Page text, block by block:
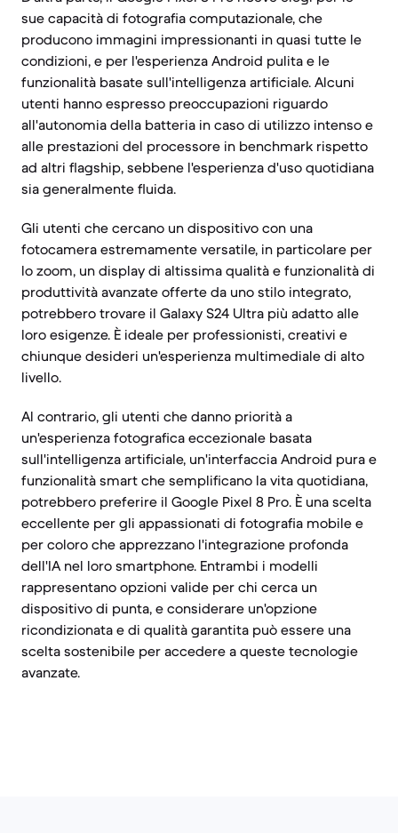
sue capacità di fotografia computazionale, che
producono immagini impressionanti in quasi tutte le
condizioni, e per l'esperienza Android pulita e le
funzionalità basate sull'intelligenza artificiale. Alcuni
utenti hanno espresso preoccupazioni riguardo
all'autonomia della batteria in caso di utilizzo intenso e
alle prestazioni del processore in benchmark rispetto
ad altri flagship, sebbene l'esperienza d'uso quotidiana
sia generalmente fluida.
Gli utenti che cercano un dispositivo con una
fotocamera estremamente versatile, in particolare per
lo zoom, un display di altissima qualità e funzionalità di
produttività avanzate offerte da uno stilo integrato,
potrebbero trovare il Galaxy S24 Ultra più adatto alle
loro esigenze. È ideale per professionisti, creativi e
chiunque desideri un'esperienza multimediale di alto
livello.
Al contrario, gli utenti che danno priorità a
un'esperienza fotografica eccezionale basata
sull'intelligenza artificiale, un'interfaccia Android pura e
funzionalità smart che semplificano la vita quotidiana,
potrebbero preferire il Google Pixel 8 Pro. È una scelta
eccellente per gli appassionati di fotografia mobile e
per coloro che apprezzano l'integrazione profonda
dell'IA nel loro smartphone. Entrambi i modelli
rappresentano opzioni valide per chi cerca un
dispositivo di punta, e considerare un'opzione
ricondizionata e di qualità garantita può essere una
scelta sostenibile per accedere a queste tecnologie
avanzate.